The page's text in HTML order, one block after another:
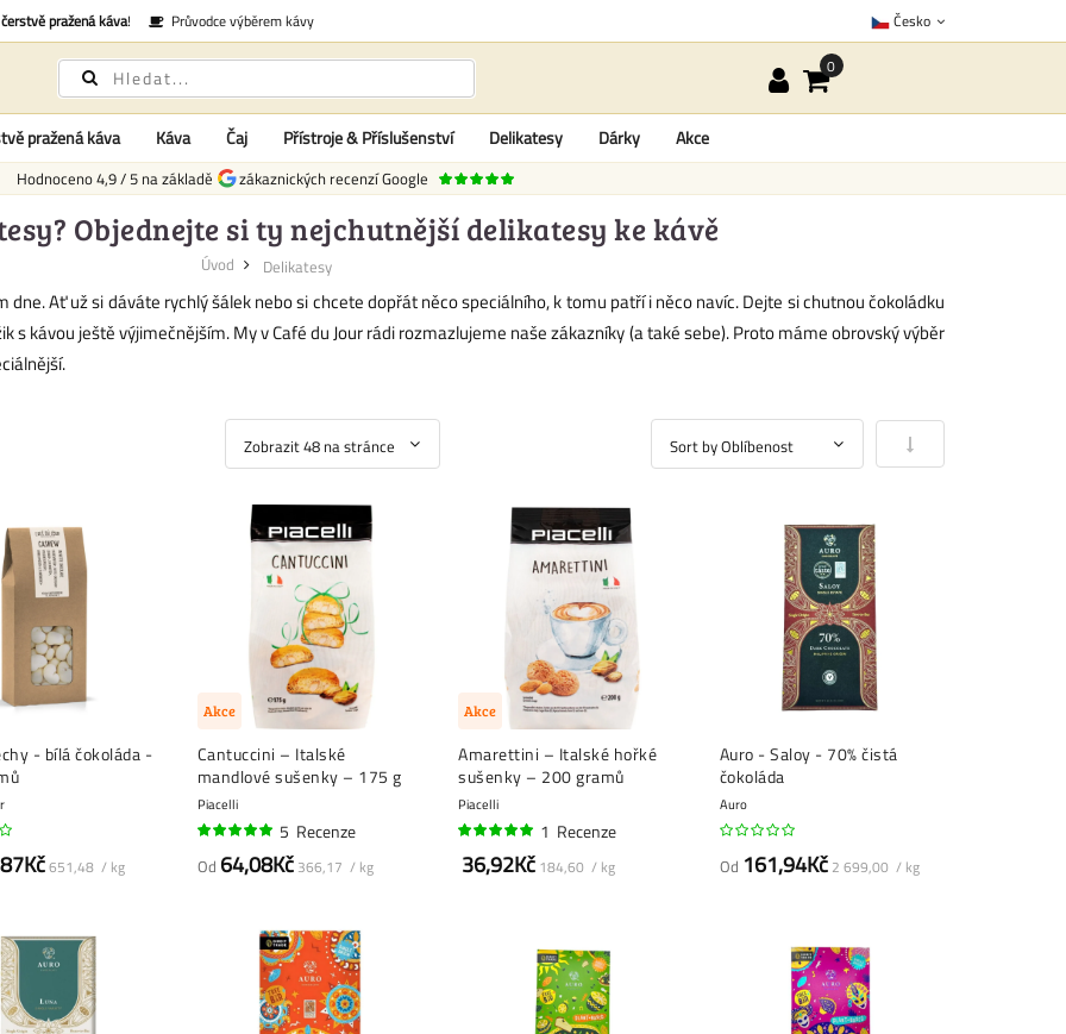
čerstvě pražená káva! Průvodce výběrem kávy Česko
pražená káva Káva Čaj Přístroje & Příslušenství Delikatesy Dárky Akce
Hodnoceno4,9/5 na základě zákaznických recenzí Google
Objednejte si ty nejchutnější delikatesy ke kávě
Úvod Delikatesy
Ať už si dáváte rychlý šálek nebo si chcete dopřát něco speciálního, k tomu patří i něco navíc. Dejte si chutnou čokoládku
s kávou ještě výjimečnějším. My v Café du Jour rádi rozmazlujeme naše zákazníky (a také sebe). Proto máme obrovský výběr
Nastavit vzestupně
- bílá čokoláda -
651,48 / kg
Akce
Cantuccini – Italské
mandlové sušenky – 175 g
Piacelli
96%
5 Recenze
Od 64,08Kč 366,17 / kg
Akce
Amarettini – Italské hořké
sušenky – 200 gramů
Piacelli
100%
1 Recenze
36,92Kč 184,60 / kg
Auro - Saloy - 70% čistá
čokoláda
Auro
Od 161,94Kč 2 699,00 / kg